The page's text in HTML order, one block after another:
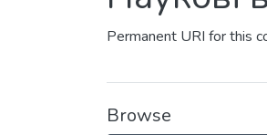
Permanent URI for this
Browse